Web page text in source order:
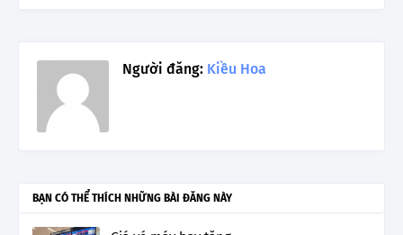
Người đăng: Kiều Hoa
BẠN CÓ THỂ THÍCH NHỮNG BÀI ĐĂNG NÀY